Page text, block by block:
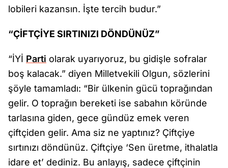
lobileri kazansın. İşte tercih budur.”
“ÇİFTÇİYE SIRTINIZI DÖNDÜNÜZ”
“İYİ Parti olarak uyarıyoruz, bu gidişle sofralar
boş kalacak.” diyen Milletvekili Olgun, sözlerini
şöyle tamamladı: “Bir ülkenin gücü toprağından
gelir. O toprağın bereketi ise sabahın köründe
tarlasına giden, gece gündüz emek veren
çiftçiden gelir. Ama siz ne yaptınız? Çiftçiye
sırtınızı döndünüz. Çiftçiye ‘Sen üretme, ithalatla
idare et’ dediniz. Bu anlayış, sadece çiftçinin